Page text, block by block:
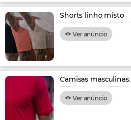
Shorts linho misto
Ver anúncio
Camisas masculinas.
Ver anúncio